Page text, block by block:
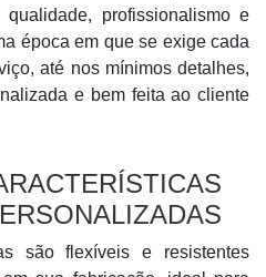
profissionalismo e
época em que se exige cada
até nos mínimos detalhes,
e bem feita ao cliente
são flexíveis e resistentes